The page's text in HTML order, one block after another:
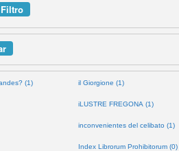
(1) il Giorgione (1)
iLUSTRE FREGONA (1)
inconvenientes del celibato (1)
Index Librorum Prohibitorum (0)